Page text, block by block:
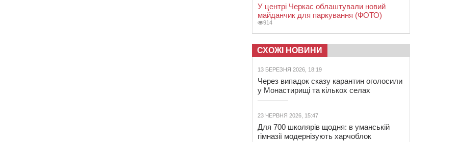
У центрі Черкас облаштували новий
майданчик для паркування (ФОТО)
914
СХОЖІ НОВИНИ
13 БЕРЕЗНЯ 2026, 18:19
Через випадок сказу карантин оголосили
у Монастирищі та кількох селах
23 ЧЕРВНЯ 2026, 15:47
Для 700 школярів щодня: в уманській
гімназії модернізують харчоблок